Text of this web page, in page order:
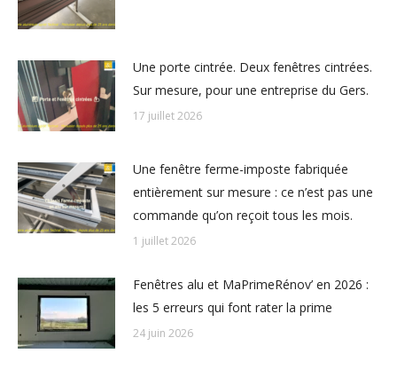
Une porte cintrée. Deux fenêtres cintrées.
Sur mesure, pour une entreprise du Gers.
17 juillet 2026
Une fenêtre ferme-imposte fabriquée
entièrement sur mesure : ce n’est pas une
commande qu’on reçoit tous les mois.
1 juillet 2026
Fenêtres alu et MaPrimeRénov’ en 2026 :
les 5 erreurs qui font rater la prime
24 juin 2026